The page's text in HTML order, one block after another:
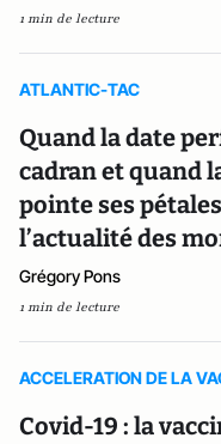
1 min de lecture
ATLANTIC-TAC
Quand la date
cadran et quand
pointe ses pétales
l’actualité des
Grégory Pons
1 min de lecture
ACCELERATION DE LA
Covid-19 : la